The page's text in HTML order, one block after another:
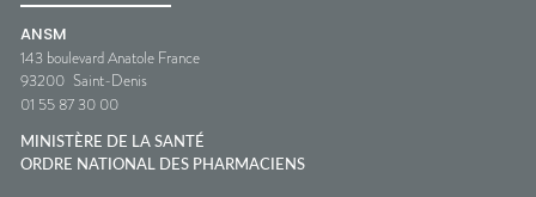
ANSM
143 boulevard Anatole France
93200 Saint-Denis
01 55 87 30 00
MINISTÈRE DE LA SANTÉ
ORDRE NATIONAL DES PHARMACIENS